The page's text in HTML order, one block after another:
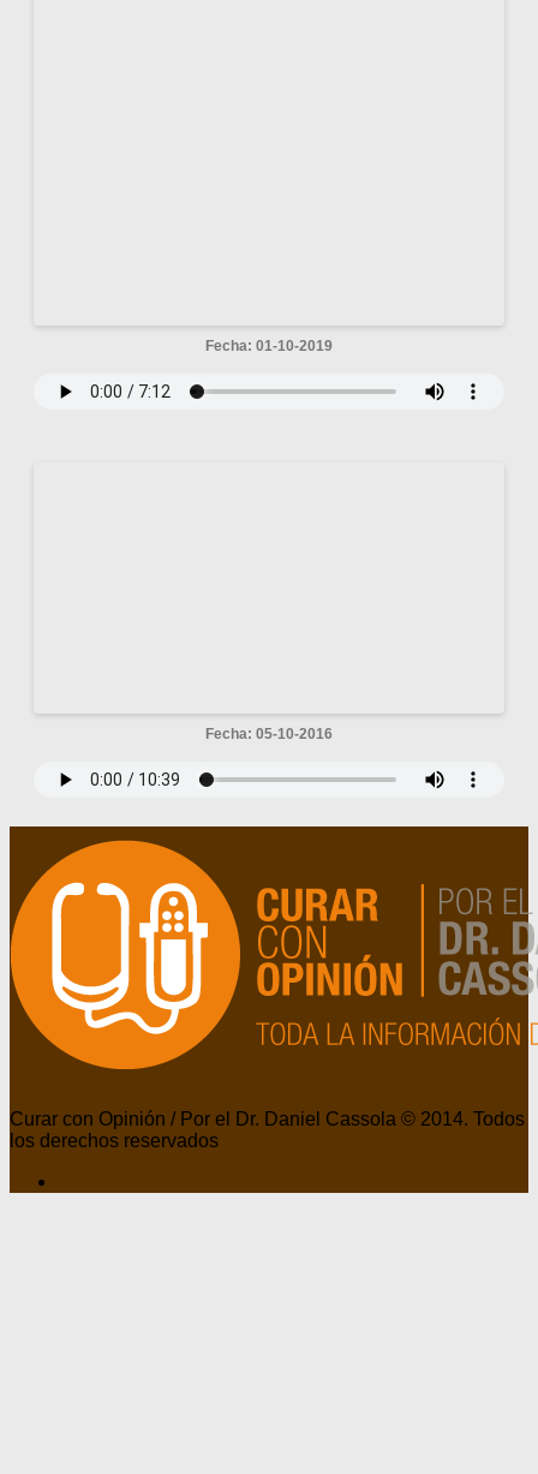
Fecha: 01-10-2019
Fecha: 05-10-2016
Curar con Opinión / Por el Dr. Daniel Cassola © 2014. Todos
los derechos reservados